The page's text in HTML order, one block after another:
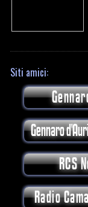
Siti amici:
Gennaro
RCS
Radio